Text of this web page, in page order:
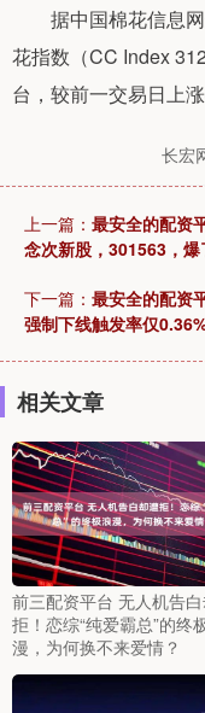
据中国棉花信息网
花指数（CC Index
台，较前一交易日上涨
长宏
上一篇： 最安全的配资
念次新股，301563，爆
下一篇： 最安全的配资
强制下线触发率仅
相关文章
前三配资平台 无人机告
拒！恋综“纯爱霸总”的终
漫，为何换不来爱情？